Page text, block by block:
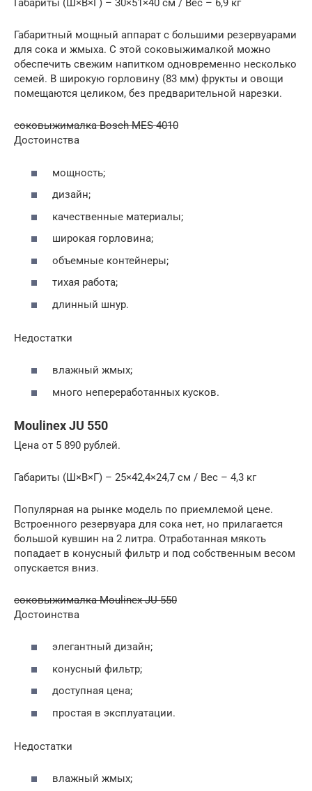
Габариты (Ш×В×Г) – 30×51×40 см / Вес – 6,9 кг
Габаритный мощный аппарат с большими резервуарами
для сока и жмыха. С этой соковыжималкой можно
обеспечить свежим напитком одновременно несколько
семей. В широкую горловину (83 мм) фрукты и овощи
помещаются целиком, без предварительной нарезки.
соковыжималка Bosch MES 4010
Достоинства
мощность;
дизайн;
качественные материалы;
широкая горловина;
объемные контейнеры;
тихая работа;
длинный шнур.
Недостатки
влажный жмых;
много непереработанных кусков.
Moulinex JU 550
Цена от 5 890 рублей.
Габариты (Ш×В×Г) – 25×42,4×24,7 см / Вес – 4,3 кг
Популярная на рынке модель по приемлемой цене.
Встроенного резервуара для сока нет, но прилагается
большой кувшин на 2 литра. Отработанная мякоть
попадает в конусный фильтр и под собственным весом
опускается вниз.
соковыжималка Moulinex JU 550
Достоинства
элегантный дизайн;
конусный фильтр;
доступная цена;
простая в эксплуатации.
Недостатки
влажный жмых;